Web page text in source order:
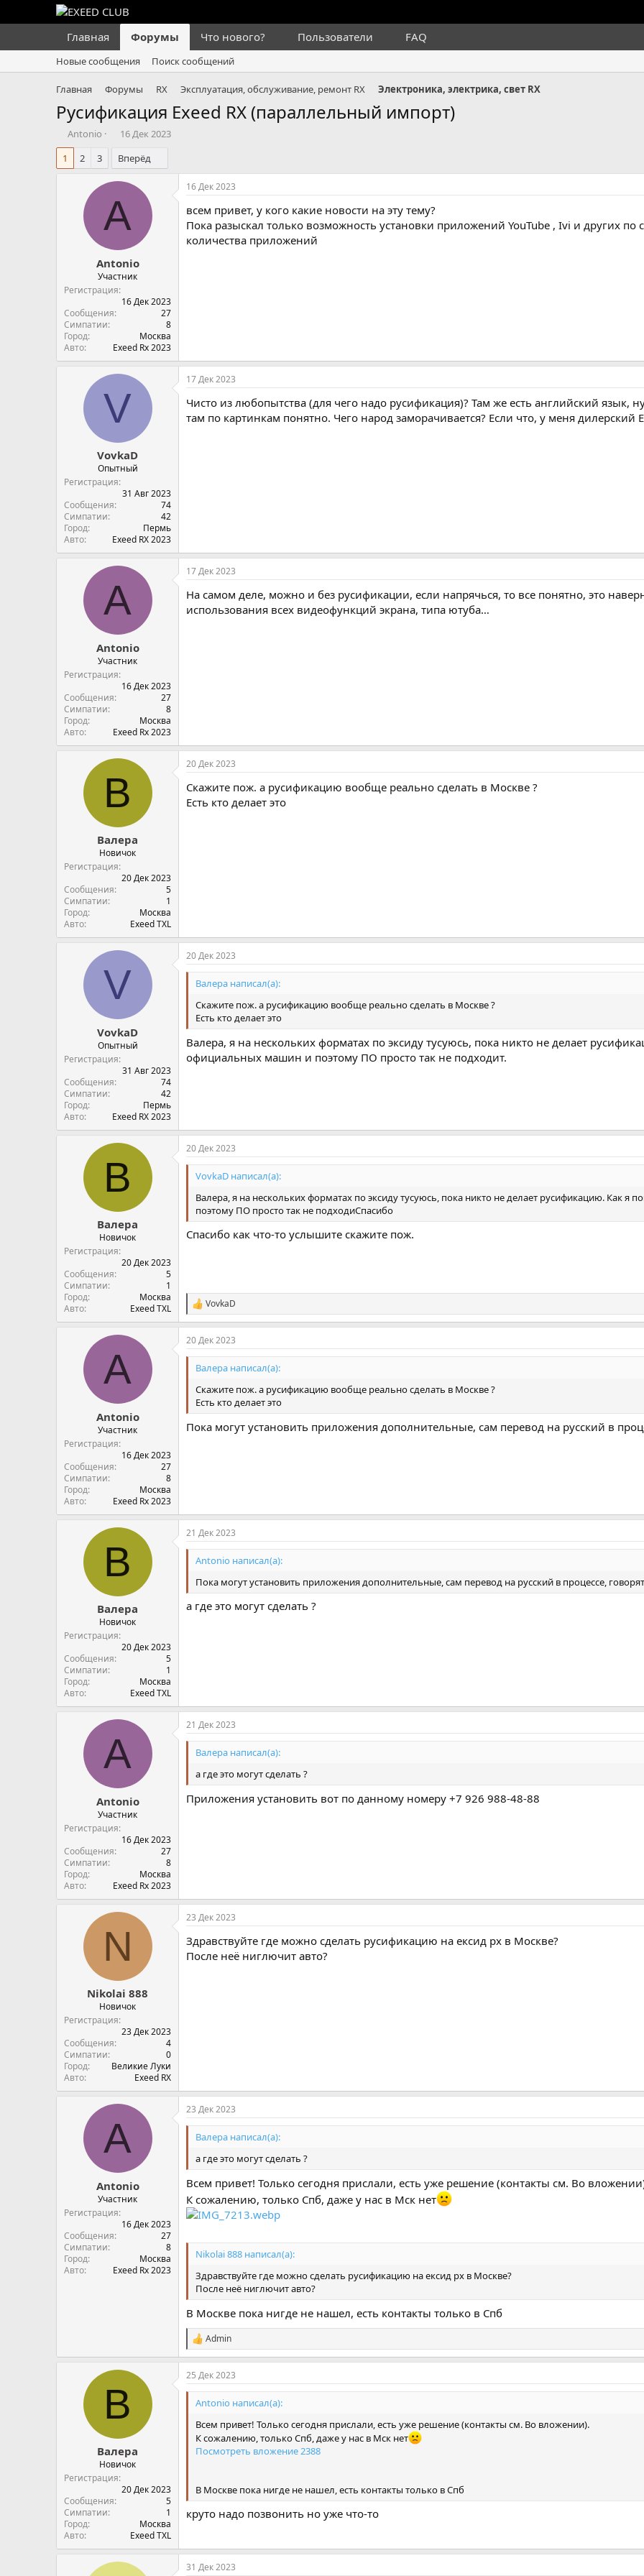
Главная Форумы Что нового? Пользователи FAQ
Новые сообщения Поиск сообщений
Главная Форумы RX Эксплуатация, обслуживание, ремонт RX Электроника, электрика, свет RX
Русификация Exeed RX (параллельный импорт)
А
в
о
Antonio
Д
т
а
н
ч
а
а
16 Дек 2023
1
2 3 Вперёд
A
Antonio
Участник
Регистрация
16 Дек 2023
Сообщения
27
Симпатии
8
Город
Москва
Авто
Exeed Rx 2023
16 Дек 2023
всем привет, у кого какие новости на эту тему?
Пока разыскал только возможность установки приложений YouTube , Ivi и других по
количества приложений
V
VovkaD
Опытный
Регистрация
31 Авг 2023
Сообщения
74
Симпатии
42
Город
Пермь
Авто
Exeed RX 2023
17 Дек 2023
Чисто из любопытства (для чего надо русификация)? Там же есть английский язык,
там по картинкам понятно. Чего народ заморачивается? Если что, у меня дилерский
A
Antonio
Участник
Регистрация
16 Дек 2023
Сообщения
27
Симпатии
8
Город
Москва
Авто
Exeed Rx 2023
17 Дек 2023
На самом деле, можно и без русификации, если напрячься, то все понятно, это
использования всех видеофункций экрана, типа ютуба…
В
Валера
Новичок
Регистрация
20 Дек 2023
Сообщения
5
Симпатии
1
Город
Москва
Авто
Exeed TXL
20 Дек 2023
Скажите пож. а русификацию вообще реально сделать в Москве ?
Есть кто делает это
V
VovkaD
Опытный
Регистрация
31 Авг 2023
Сообщения
74
Симпатии
42
Город
Пермь
Авто
Exeed RX 2023
20 Дек 2023
Валера написал(а):
Скажите пож. а русификацию вообще реально сделать в Москве ?
Есть кто делает это
Валера, я на нескольких форматах по эксиду тусуюсь, пока никто не делает
официальных машин и поэтому ПО просто так не подходит.
В
Валера
Новичок
Регистрация
20 Дек 2023
Сообщения
5
Симпатии
1
Город
Москва
Авто
Exeed TXL
20 Дек 2023
VovkaD написал(а):
Валера, я на нескольких форматах по эксиду тусуюсь, пока никто не делает русификацию. Как
поэтому ПО просто так не подходиСпасибо
Спасибо как что-то услышите скажите пож.
С
и
м
п
а
и
VovkaD
A
Antonio
Участник
Регистрация
16 Дек 2023
Сообщения
27
Симпатии
8
Город
Москва
Авто
Exeed Rx 2023
20 Дек 2023
Валера написал(а):
Скажите пож. а русификацию вообще реально сделать в Москве ?
Есть кто делает это
Пока могут установить приложения дополнительные, сам перевод на русский в
В
Валера
Новичок
Регистрация
20 Дек 2023
Сообщения
5
Симпатии
1
Город
Москва
Авто
Exeed TXL
21 Дек 2023
Antonio написал(а):
Пока могут установить приложения дополнительные, сам перевод на русский в процессе,
а где это могут сделать ?
A
Antonio
Участник
Регистрация
16 Дек 2023
Сообщения
27
Симпатии
8
Город
Москва
Авто
Exeed Rx 2023
21 Дек 2023
Валера написал(а):
а где это могут сделать ?
Приложения установить вот по данному номеру ‪+7 926 988‑48‑88‬
N
Nikolai 888
Новичок
Регистрация
23 Дек 2023
Сообщения
4
Симпатии
0
Город
Великие Луки
Авто
Exeed RX
23 Дек 2023
Здравствуйте где можно сделать русификацию на ексид рх в Москве?
После неё ниглючит авто?
A
Antonio
Участник
Регистрация
16 Дек 2023
Сообщения
27
Симпатии
8
Город
Москва
Авто
Exeed Rx 2023
23 Дек 2023
Валера написал(а):
а где это могут сделать ?
Всем привет! Только сегодня прислали, есть уже решение (контакты см. Во
К сожалению, только Спб, даже у нас в Мск нет
Nikolai 888 написал(а):
Здравствуйте где можно сделать русификацию на ексид рх в Москве?
После неё ниглючит авто?
В Москве пока нигде не нашел, есть контакты только в Спб
С
и
м
п
а
и
Admin
В
Валера
Новичок
Регистрация
20 Дек 2023
Сообщения
5
Симпатии
1
Город
Москва
Авто
Exeed TXL
25 Дек 2023
Antonio написал(а):
Всем привет! Только сегодня прислали, есть уже решение (контакты см. Во вложении).
К сожалению, только Спб, даже у нас в Мск нет
Посмотреть вложение 2388
В Москве пока нигде не нашел, есть контакты только в Спб
круто надо позвонить но уже что-то
31 Дек 2023